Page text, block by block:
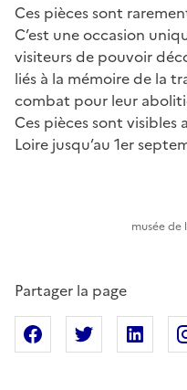
Ces pièces sont
C’est une occasion
visiteurs de pouvoir
liés à la mémoire de la
combat pour leur
Ces pièces sont visibles
Loire jusqu’au 1er
musée de
Partager la page
Partager surPartager